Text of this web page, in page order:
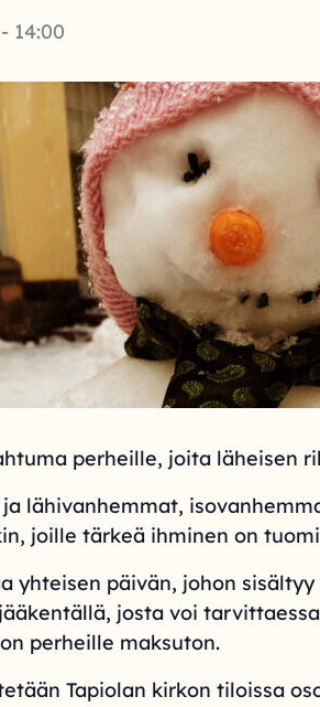
- 14:00
perheille, joita läheisen
lähivanhemmat,
joille tärkeä ihminen on
yhteisen päivän, johon
josta voi
perheille maksuton.
Tapiolan kirkon tiloissa